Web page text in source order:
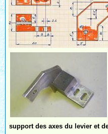
support des axes du levier et